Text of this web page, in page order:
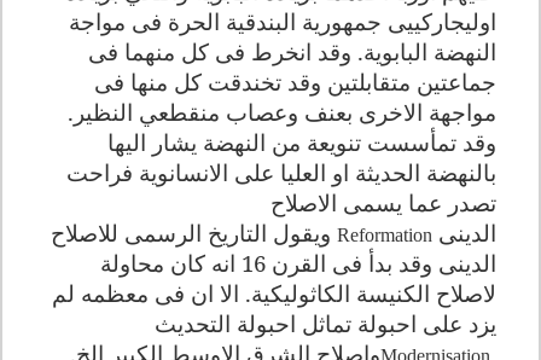
اوليجاركييى جمهورية البندقية الحرة فى مواجة
النهضة البابوية. وقد انخرط فى كل منهما فى
جماعتين متقابلتين وقد تخندقت كل منها فى
مواجهة الاخرى بعنف وعصاب منقطعي النظير.
وقد تمأسست تنويعة من النهضة يشار اليها
بالنهضة الحديثة او العليا على الانسانوية فراحت
تصدر عما يسمى الاصلاح
الدينى Reformation ويقول التاريخ الرسمى للاصلاح
الدينى وقد بدأ فى القرن 16 انه كان محاولة
لاصلاح الكنيسة الكاثوليكية. الا ان فى معظمه لم
يزد على احبولة تماثل احبولة التحديث
Modernisationواصلاح الشرق الاوسط الكبير الخ.